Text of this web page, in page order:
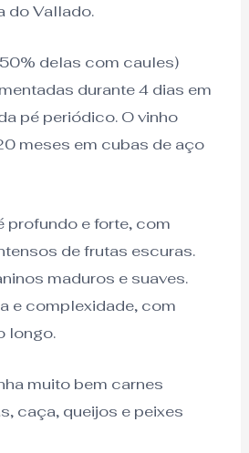
do Vallado.
delas com caules)
durante 4 dias em
pé periódico. O vinho
meses em cubas de aço
profundo e forte, com
de frutas escuras.
maduros e suaves.
e complexidade, com
longo.
muito bem carnes
caça, queijos e peixes